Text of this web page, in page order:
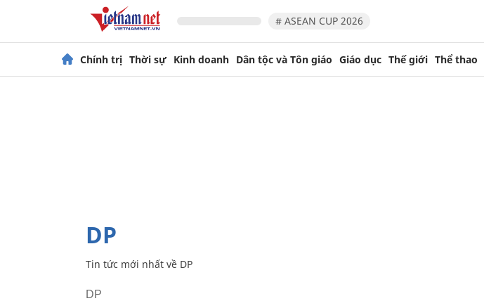
# ASEAN CUP 2026
Chính trị Thời sự Kinh doanh Dân tộc và Tôn giáo Giáo dục Thế giới Thể thao
DP
Tin tức mới nhất về DP
DP